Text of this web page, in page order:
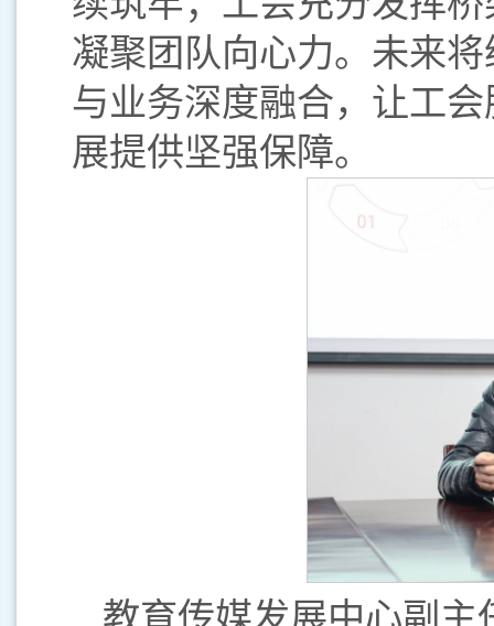
凝聚团队向心力。未来
与业务深度融合，让工
展提供坚强保障。
教育传媒发展中心副